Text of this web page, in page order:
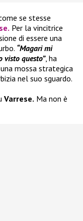
se stesse
. Per la vincitrice
di essere una
“Magari mi
visto questo”, ha
mossa strategica
nel suo sguardo.
Varrese. Ma non è